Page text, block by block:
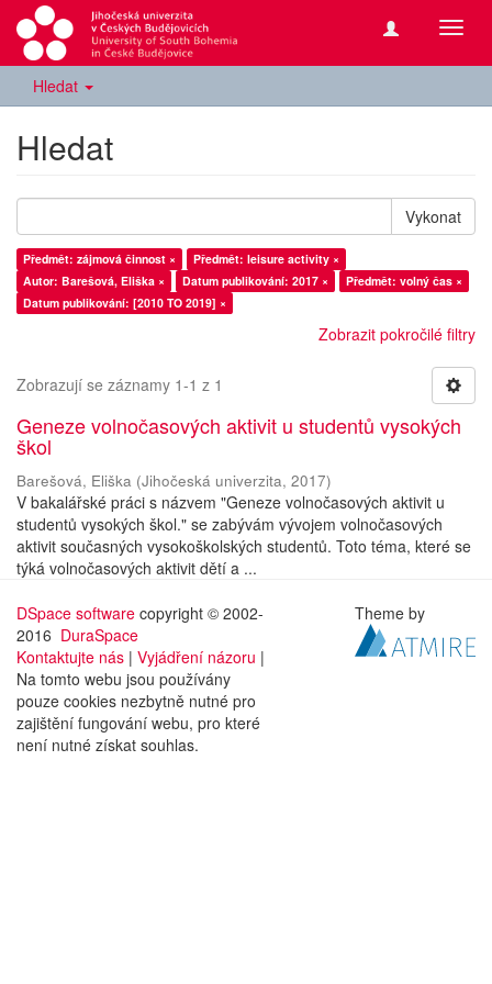
Hledat
Hledat
Vykonat
Předmět: zájmová činnost ×
Předmět: leisure activity ×
Autor: Barešová, Eliška ×
Datum publikování: 2017 ×
Předmět: volný čas ×
Datum publikování: [2010 TO 2019] ×
Zobrazit pokročilé filtry
Zobrazují se záznamy 1-1 z 1
Geneze volnočasových aktivit u studentů vysokých
škol
Barešová, Eliška (Jihočeská univerzita, 2017)
V bakalářské práci s názvem "Geneze volnočasových aktivit u
studentů vysokých škol." se zabývám vývojem volnočasových
aktivit současných vysokoškolských studentů. Toto téma, které se
týká volnočasových aktivit dětí a ...
DSpace software copyright © 2002-
2016 DuraSpace
Kontaktujte nás | Vyjádření názoru |
Na tomto webu jsou používány
pouze cookies nezbytně nutné pro
zajištění fungování webu, pro které
není nutné získat souhlas.
Theme by